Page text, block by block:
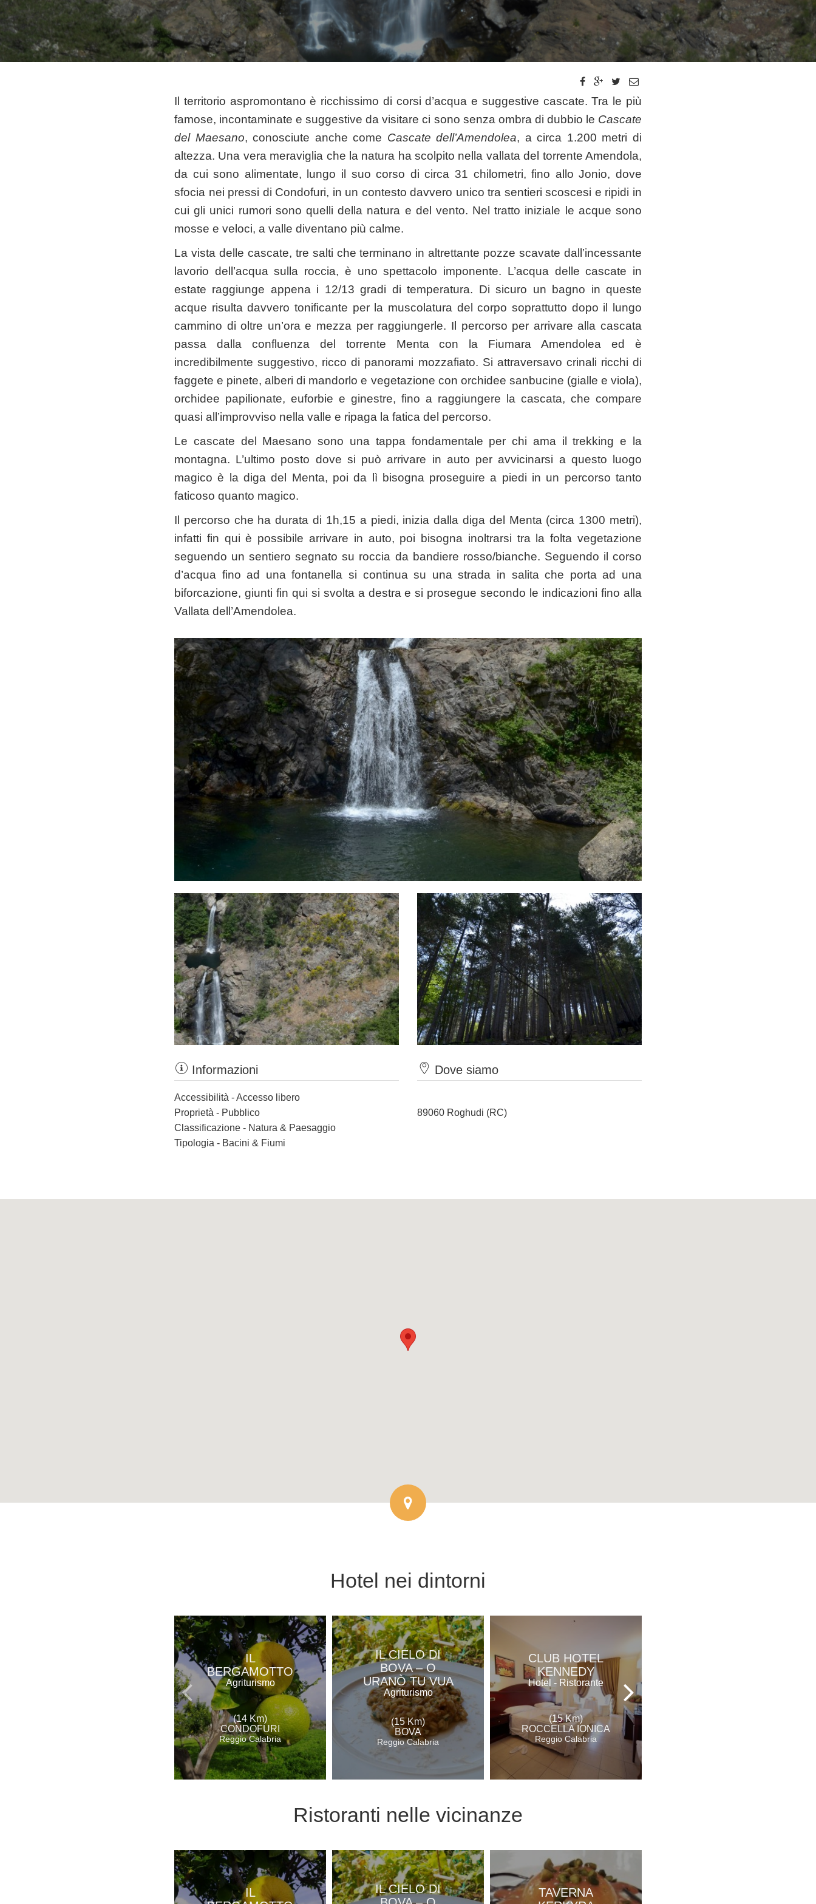
Il territorio aspromontano è ricchissimo di corsi d’acqua e suggestive cascate. Tra le più
famose, incontaminate e suggestive da visitare ci sono senza ombra di dubbio le Cascate
del Maesano, conosciute anche come Cascate dell’Amendolea, a circa 1.200 metri di
altezza. Una vera meraviglia che la natura ha scolpito nella vallata del torrente Amendola,
da cui sono alimentate, lungo il suo corso di circa 31 chilometri, fino allo Jonio, dove
sfocia nei pressi di Condofuri, in un contesto davvero unico tra sentieri scoscesi e ripidi in
cui gli unici rumori sono quelli della natura e del vento. Nel tratto iniziale le acque sono
mosse e veloci, a valle diventano più calme.
La vista delle cascate, tre salti che terminano in altrettante pozze scavate dall’incessante
lavorio dell’acqua sulla roccia, è uno spettacolo imponente. L’acqua delle cascate in
estate raggiunge appena i 12/13 gradi di temperatura. Di sicuro un bagno in queste
acque risulta davvero tonificante per la muscolatura del corpo soprattutto dopo il lungo
cammino di oltre un’ora e mezza per raggiungerle. Il percorso per arrivare alla cascata
passa dalla confluenza del torrente Menta con la Fiumara Amendolea ed è
incredibilmente suggestivo, ricco di panorami mozzafiato. Si attraversavo crinali ricchi di
faggete e pinete, alberi di mandorlo e vegetazione con orchidee sanbucine (gialle e viola),
orchidee papilionate, euforbie e ginestre, fino a raggiungere la cascata, che compare
quasi all’improvviso nella valle e ripaga la fatica del percorso.
Le cascate del Maesano sono una tappa fondamentale per chi ama il trekking e la
montagna. L’ultimo posto dove si può arrivare in auto per avvicinarsi a questo luogo
magico è la diga del Menta, poi da lì bisogna proseguire a piedi in un percorso tanto
faticoso quanto magico.
Il percorso che ha durata di 1h,15 a piedi, inizia dalla diga del Menta (circa 1300 metri),
infatti fin qui è possibile arrivare in auto, poi bisogna inoltrarsi tra la folta vegetazione
seguendo un sentiero segnato su roccia da bandiere rosso/bianche. Seguendo il corso
d’acqua fino ad una fontanella si continua su una strada in salita che porta ad una
biforcazione, giunti fin qui si svolta a destra e si prosegue secondo le indicazioni fino alla
Vallata dell’Amendolea.
Informazioni
Accessibilità - Accesso libero
Proprietà - Pubblico
Classificazione - Natura & Paesaggio
Tipologia - Bacini & Fiumi
Dove siamo
89060 Roghudi (RC)
Hotel nei dintorni
IL
BERGAMOTTO
Agriturismo
(14 Km)
CONDOFURI
Reggio Calabria
IL CIELO DI
BOVA – O
URANÒ TU VUA
Agriturismo
(15 Km)
BOVA
Reggio Calabria
CLUB HOTEL
KENNEDY
Hotel - Ristorante
(15 Km)
ROCCELLA IONICA
Reggio Calabria
Ristoranti nelle vicinanze
IL
IL CIELO DI
TAVERNA